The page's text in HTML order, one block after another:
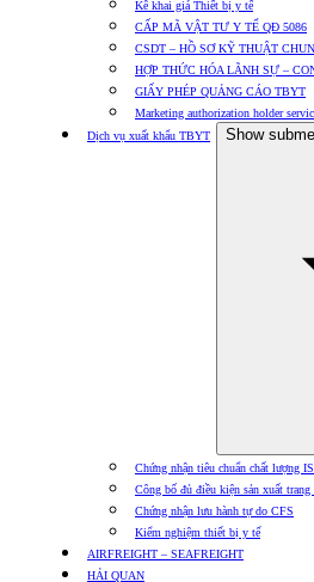
Kê khai giá Thiết bị y tế
CẤP MÃ VẬT TƯ Y TẾ QĐ 5086
CSDT – HỒ SƠ KỸ THUẬT
HỢP THỨC HÓA LÃNH SỰ –
GIẤY PHÉP QUẢNG CÁO TBYT
Marketing authorization holder
Dịch vụ xuất khẩu TBYT
Show
Chứng nhận tiêu chuẩn chất lượng
Công bố đủ điều kiện sản xuất
Chứng nhận lưu hành tự do CFS
Kiểm nghiệm thiết bị y tế
AIRFREIGHT – SEAFREIGHT
HẢI QUAN